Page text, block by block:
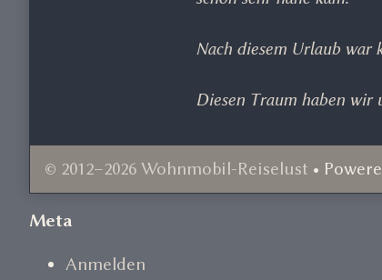
Nach diesem Urlaub war
Diesen Traum haben wir
© 2012–2026 Wohnmobil-Reiselust •
Document
Footer
Meta
Anmelden